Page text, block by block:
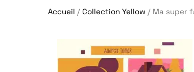
Accueil / Collection Yellow / Ma super